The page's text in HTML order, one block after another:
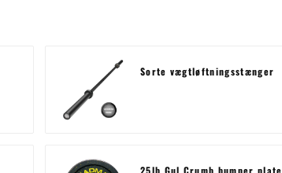
Sorte vægtløftningsstænger